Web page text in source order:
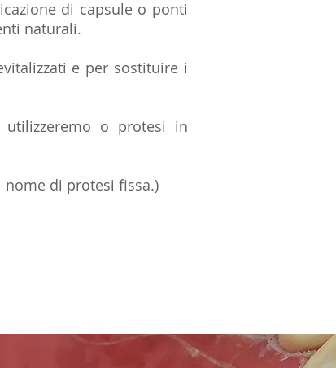
di capsule o ponti
naturali.
e per sostituire i
utilizzeremo o protesi in
di protesi fissa.)​​